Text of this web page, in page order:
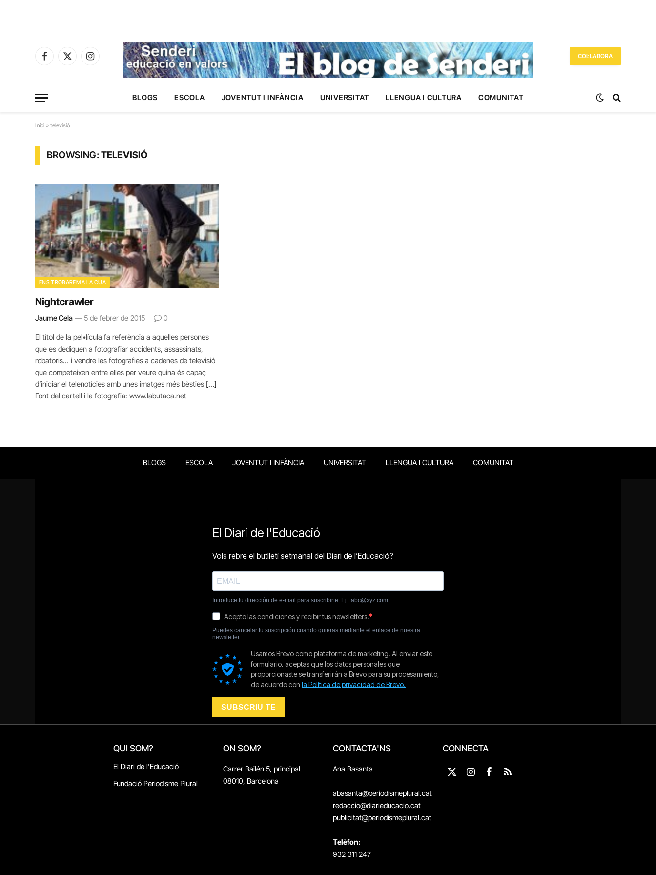
Facebook
X
Instagram
COL·LABORA
BLOGS ESCOLA JOVENTUT I INFÀNCIA UNIVERSITAT LLENGUA I CULTURA COMUNITAT
Inici » televisió
BROWSING:TELEVISIÓ
ENS TROBAREM A LA CUA
Nightcrawler
Jaume Cela 5 de febrer de 2015 0
El títol de la pel•lícula fa referència a aquelles persones
que es dediquen a fotografiar accidents, assassinats,
robatoris… i vendre les fotografies a cadenes de televisió
que competeixen entre elles per veure quina és capaç
d’iniciar el telenotícies amb unes imatges més bèsties […]
Font del cartell i la fotografia: www.labutaca.net
BLOGS ESCOLA JOVENTUT I INFÀNCIA UNIVERSITAT LLENGUA I CULTURA COMUNITAT
QUI SOM?
El Diari de l'Educació
Fundació Periodisme Plural
ON SOM?
Carrer Bailén 5, principal.
08010, Barcelona
CONTACTA'NS
Ana Basanta
abasanta@periodismeplural.cat
redaccio@diarieducacio.cat
publicitat@periodismeplural.cat
Telèfon:
932 311 247
CONNECTA
X
InstagramFacebook
RSS